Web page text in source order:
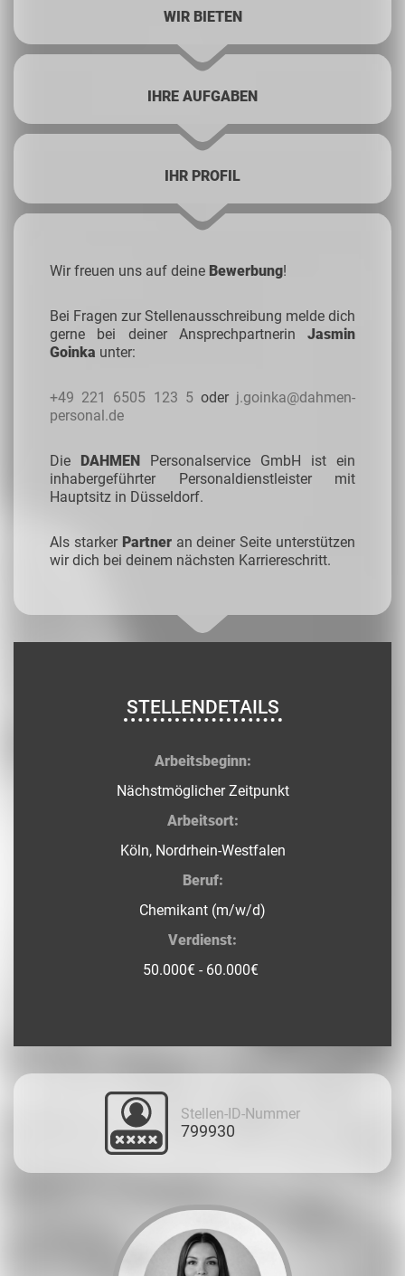
WIR BIETEN
IHRE AUFGABEN
IHR PROFIL
Wir freuen uns auf deine Bewerbung!
Bei Fragen zur Stellenausschreibung melde dich
gerne bei deiner Ansprechpartnerin Jasmin
Goinka unter:
+49 221 6505 123 5oder j.goinka@dahmen-
personal.de
Die DAHMEN Personalservice GmbH ist ein
inhabergeführter Personaldienstleister mit
Hauptsitz in Düsseldorf.
Als starker Partneran deiner Seite unterstützen
wir dich bei deinem nächsten Karriereschritt.
STELLENDETAILS
Arbeitsbeginn:
Nächstmöglicher Zeitpunkt
Arbeitsort:
Köln, Nordrhein-Westfalen
Beruf:
Chemikant (m/w/d)
Verdienst:
50.000€ - 60.000€
Stellen-ID-Nummer
799930